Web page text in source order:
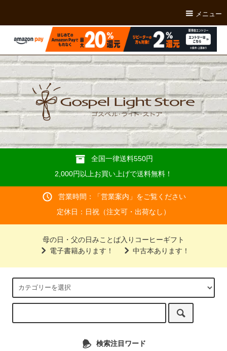
メニュー
全国一律送料550円
2,000円以上お買い上げで送料無料！
営業時間：「営業案内 」をご覧ください
定休日：日祝（注文可・出荷なし）
母の日・父の日みことば入りコーヒーギフト
電子書籍あります！
中古本あります！
検索注目ワード